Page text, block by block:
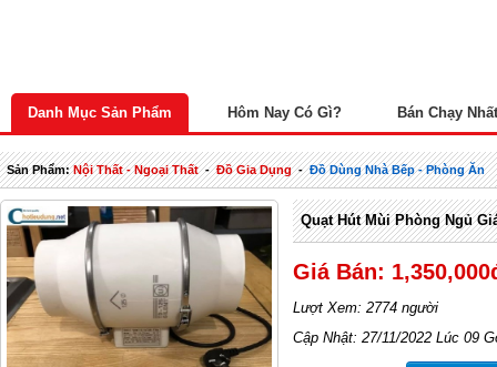
Danh Mục Sản Phẩm Hôm Nay Có Gì? Bán Chạy Nhất
Sản Phẩm:Nội Thất - Ngoại Thất-Đồ Gia Dụng-Đồ Dùng Nhà Bếp - Phòng Ăn
Quạt Hút Mùi Phòng Ngủ
Giá Bán:
Lượt Xem: 2774 người
Cập Nhật: 27/11/2022 Lúc 09